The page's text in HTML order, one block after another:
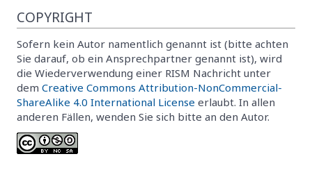
COPYRIGHT
Sofern kein Autor namentlich genannt ist (bitte achten
Sie darauf, ob ein Ansprechpartner genannt ist), wird
die Wiederverwendung einer RISM Nachricht unter
dem Creative Commons Attribution-NonCommercial-
ShareAlike 4.0 International License erlaubt. In allen
anderen Fällen, wenden Sie sich bitte an den Autor.